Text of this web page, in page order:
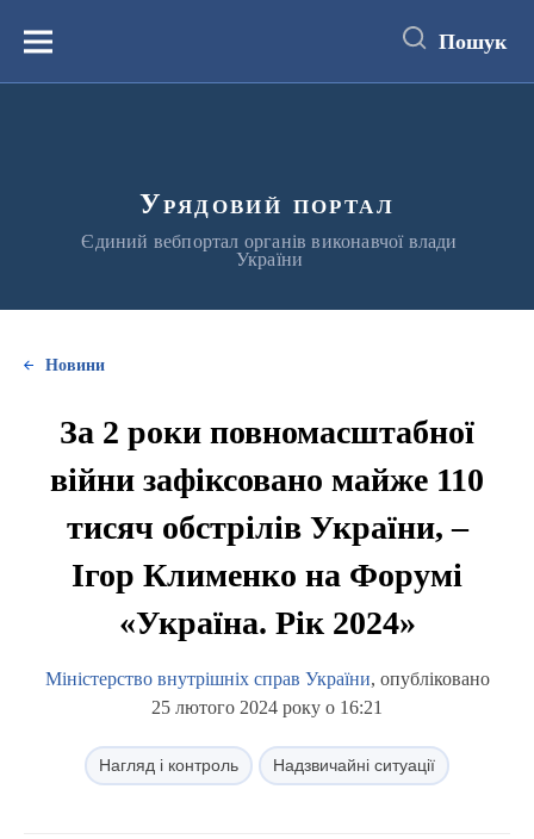
вмістуМеню Пошук
Урядовий портал
Єдиний вебпортал органів виконавчої влади
України
Новини
За 2 роки повномасштабної
війни зафіксовано майже 110
тисяч обстрілів України, –
Ігор Клименко на Форумі
«Україна. Рік 2024»
Міністерство внутрішніх справ України, опубліковано
25 лютого 2024 року о 16:21
Нагляд і контроль Надзвичайні ситуації